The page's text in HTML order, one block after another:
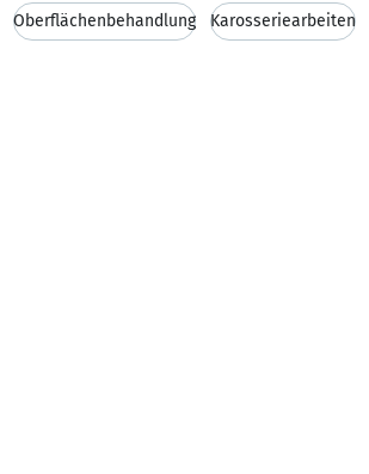
Oberflächenbehandlung Karosseriearbeiten